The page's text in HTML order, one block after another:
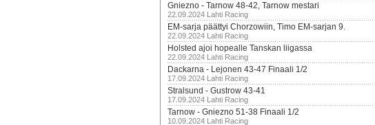
Gniezno - Tarnow 48-42, Tarnow mestari
22.09.2024 Lahti Racing
EM-sarja päättyi Chorzowiin, Timo EM-sarjan 9.
22.09.2024 Lahti Racing
Holsted ajoi hopealle Tanskan liigassa
22.09.2024 Lahti Racing
Dackarna - Lejonen 43-47 Finaali 1/2
17.09.2024 Lahti Racing
Stralsund - Gustrow 43-41
17.09.2024 Lahti Racing
Tarnow - Gniezno 51-38 Finaali 1/2
10.09.2024 Lahti Racing